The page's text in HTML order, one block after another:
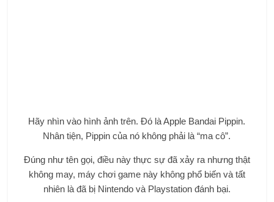
Hãy nhìn vào hình ảnh trên. Đó là Apple Bandai Pippin.
Nhân tiện, Pippin của nó không phải là “ma cô”.
Đúng như tên gọi, điều này thực sự đã xảy ra nhưng thật
không may, máy chơi game này không phổ biến và tất
nhiên là đã bị Nintendo và Playstation đánh bại.